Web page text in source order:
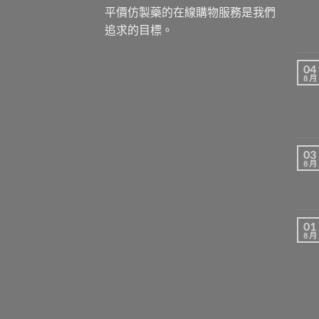
平價仿製藥的在線購物服務是我們
追求的目標。
04
8 月
03
8 月
01
8 月